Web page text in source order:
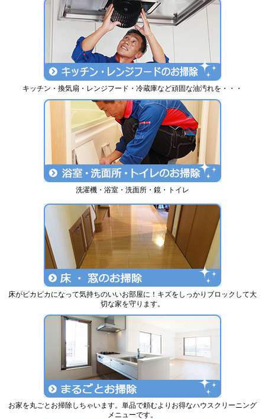
キッチン・換気扇・レンジフード・冷蔵庫など頑固な油汚れを・・・
洗濯機・浴室・洗面所・鏡・トイレ
床がピカピカになって気持ちのいいお部屋に！キズをしっかりブロックして大
切な家を守ります。
お家を丸ごとお掃除しちゃいます。単品で頼むよりお得なハウスクリーニング
メニューです。